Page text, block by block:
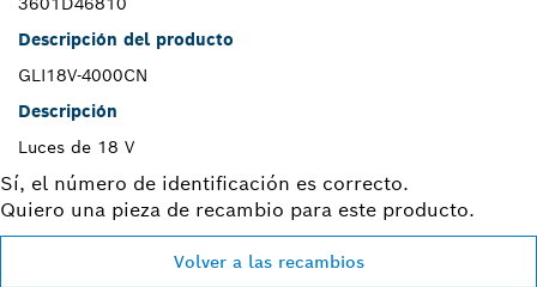
Descripción del producto
GLI18V-4000CN
Descripción
Luces de 18 V
Sí, el número de identificación es correcto.
Quiero una pieza de recambio para este producto.
Volver a las recambios